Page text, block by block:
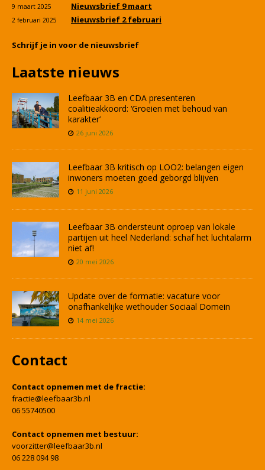
9 maart 2025 Nieuwsbrief 9 maart
2 februari 2025 Nieuwsbrief 2 februari
Schrijf je in voor de nieuwsbrief
Laatste nieuws
Leefbaar 3B en CDA presenteren
coalitieakkoord: ‘Groeien met behoud van
karakter’
26 juni 2026
Leefbaar 3B kritisch op LOO2: belangen eigen
inwoners moeten goed geborgd blijven
11 juni 2026
Leefbaar 3B ondersteunt oproep van lokale
partijen uit heel Nederland: schaf het luchtalarm
niet af!
20 mei 2026
Update over de formatie: vacature voor
onafhankelijke wethouder Sociaal Domein
14 mei 2026
Contact
Contact opnemen met de fractie:
fractie@leefbaar3b.nl
06 55740500
Contact opnemen met bestuur:
voorzitter@leefbaar3b.nl
06 228 094 98